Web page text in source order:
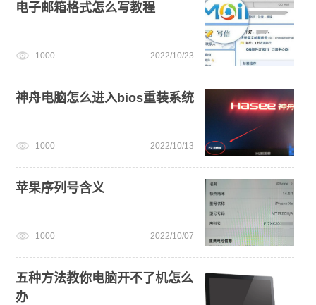
电子邮箱格式怎么写教程
1000 2022/10/23
神舟电脑怎么进入bios重装系统
1000 2022/10/13
苹果序列号含义
1000 2022/10/07
五种方法教你电脑开不了机怎么
办